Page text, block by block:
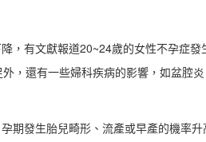
，有文獻報道20~24歲的女性不孕症發
，還有一些婦科疾病的影響，如盆腔
期發生胎兒畸形、流產或早產的機率升